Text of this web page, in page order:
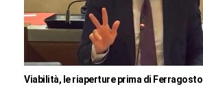
Viabilità, le riaperture prima di Ferragosto